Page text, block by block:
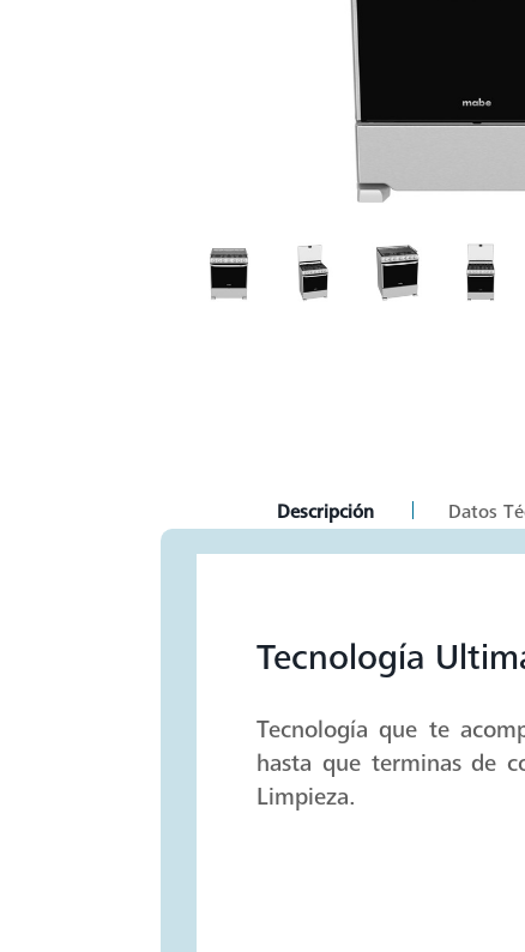
current
Descripción Datos
Tecnología
Tecnología que te
hasta que terminas de
Limpieza.